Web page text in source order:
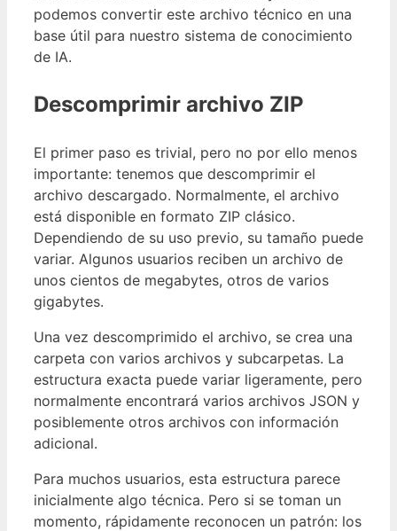
podemos convertir este archivo técnico en una
base útil para nuestro sistema de conocimiento
de IA.
Descomprimir archivo ZIP
El primer paso es trivial, pero no por ello menos
importante: tenemos que descomprimir el
archivo descargado. Normalmente, el archivo
está disponible en formato ZIP clásico.
Dependiendo de su uso previo, su tamaño puede
variar. Algunos usuarios reciben un archivo de
unos cientos de megabytes, otros de varios
gigabytes.
Una vez descomprimido el archivo, se crea una
carpeta con varios archivos y subcarpetas. La
estructura exacta puede variar ligeramente, pero
normalmente encontrará varios archivos JSON y
posiblemente otros archivos con información
adicional.
Para muchos usuarios, esta estructura parece
inicialmente algo técnica. Pero si se toman un
momento, rápidamente reconocen un patrón: los